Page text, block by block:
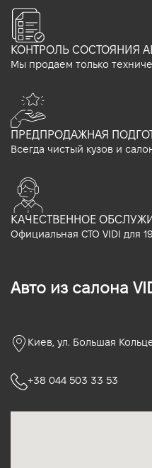
КОНТРОЛЬ СОСТОЯНИЯ
Мы продаем только
ПРЕДПРОДАЖНАЯ
Всегда чистый кузов и
КАЧЕСТВЕННОЕ
Официальная СТО VIDI для
Авто из салона
Киев, ул. Большая
+38 044 503 33 53